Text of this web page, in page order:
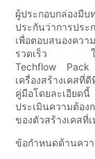
ผู้ประกอบกล่องมี
ประกันว่าการปร
เพื่อตอบสนองควา
รวดเร็ว ในฐา
Techflow Pack
เครื่องสร้างเคสที่
คู่มือโดยละเอียด
ประเมินความต้อง
ของตัวสร้างเคสที่
ข้อกำหนดด้านคว